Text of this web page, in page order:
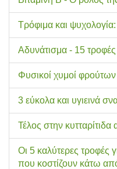
Τρόφιμα και
Αδυνάτισμα - 15 τροφές
Φυσικοί χυμοί
3 εύκολα και υγιεινά
Τέλος στην
Οι 5 καλύτερες τροφές
που κοστίζουν κάτω